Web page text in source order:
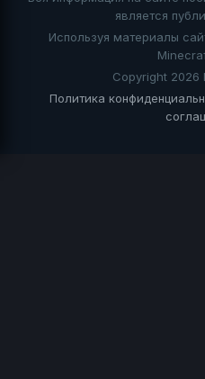
является
Используя материалы
Copyright 2026
Политика